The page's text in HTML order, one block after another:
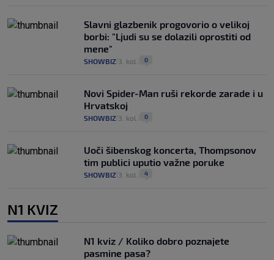
Slavni glazbenik progovorio o velikoj
borbi: "Ljudi su se dolazili oprostiti od
mene"
SHOWBIZ 3. kol. 0
Novi Spider-Man ruši rekorde zarade i u
Hrvatskoj
SHOWBIZ 3. kol. 0
Uoči šibenskog koncerta, Thompsonov
tim publici uputio važne poruke
SHOWBIZ 3. kol. 4
N1 KVIZ
N1 kviz / Koliko dobro poznajete
pasmine pasa?